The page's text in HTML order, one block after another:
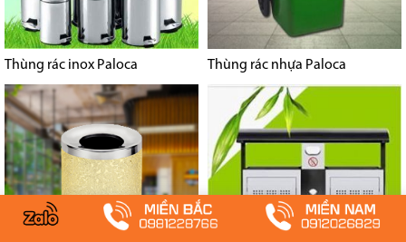
Thùng rác inox Paloca Thùng rác nhựa Paloca